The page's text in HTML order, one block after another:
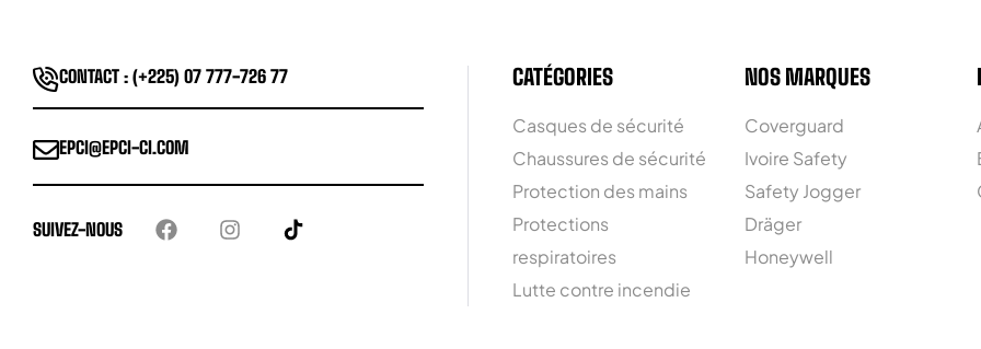
CONTACT : (+225) 07 777-726 77
EPCI@EPCI-CI.COM
SUIVEZ-NOUS
CATÉGORIES
Casques de sécurité
Chaussures de sécurité
Protection des mains
Protections
respiratoires
Lutte contre incendie
NOS MARQUES
Coverguard
Ivoire Safety
Safety Jogger
Dräger
Honeywell